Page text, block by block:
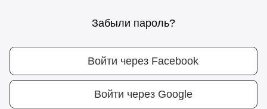
Забыли пароль?
Войти через Facebook
Войти через Google